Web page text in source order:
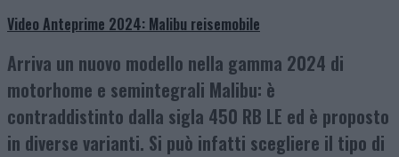
Video Anteprime 2024: Malibu reisemobile
Arriva un nuovo modello nella gamma 2024 di
motorhome e semintegrali Malibu: è
contraddistinto dalla sigla 450 RB LE ed è proposto
in diverse varianti. Si può infatti scegliere il tipo di